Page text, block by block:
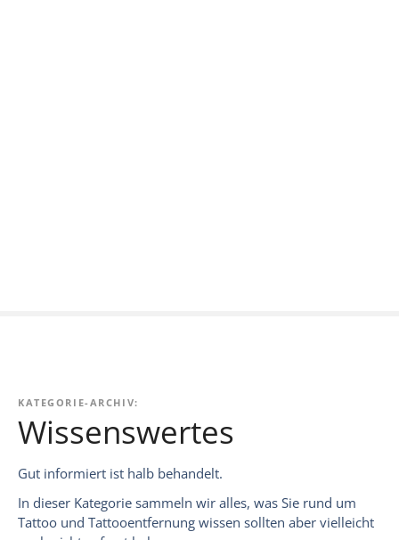
KATEGORIE-ARCHIV:
Wissenswertes
Gut informiert ist halb behandelt.
In dieser Kategorie sammeln wir alles, was Sie rund um
Tattoo und Tattooentfernung wissen sollten aber vielleicht